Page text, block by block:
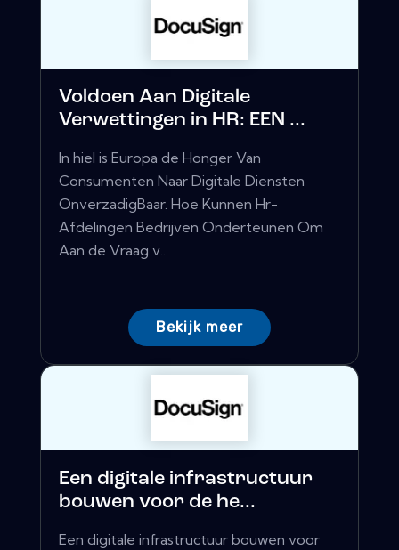
Voldoen Aan Digitale
Verwettingen in HR: EEN ...
In hiel is Europa de Honger Van
Consumenten Naar Digitale Diensten
OnverzadigBaar. Hoe Kunnen Hr-
Afdelingen Bedrijven Onderteunen Om
Aan de Vraag v...
Bekijk meer
Een digitale infrastructuur
bouwen voor de he...
Een digitale infrastructuur bouwen voor